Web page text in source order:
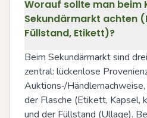
Worauf sollte man beim
Sekundärmarkt achten
Füllstand, Etikett)?
Beim Sekundärmarkt sind
zentral: lückenlose
Auktions‑/
der Flasche (Etikett, Kapsel,
und der Füllstand (Ullage).